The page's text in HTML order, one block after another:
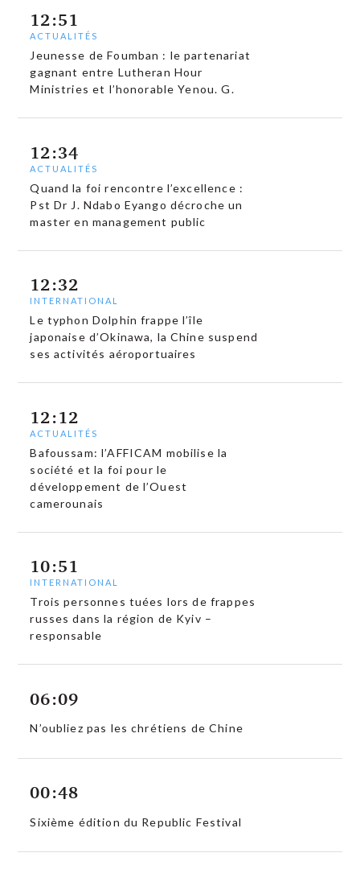
12:51
ACTUALITÉS
Jeunesse de Foumban : le partenariat
gagnant entre Lutheran Hour
Ministries et l’honorable Yenou. G.
12:34
ACTUALITÉS
Quand la foi rencontre l’excellence :
Pst Dr J. Ndabo Eyango décroche un
master en management public
12:32
INTERNATIONAL
Le typhon Dolphin frappe l’île
japonaise d’Okinawa, la Chine suspend
ses activités aéroportuaires
12:12
ACTUALITÉS
Bafoussam: l’AFFICAM mobilise la
société et la foi pour le
développement de l’Ouest
camerounais
10:51
INTERNATIONAL
Trois personnes tuées lors de frappes
russes dans la région de Kyiv –
responsable
06:09
N’oubliez pas les chrétiens de Chine
00:48
Sixième édition du Republic Festival